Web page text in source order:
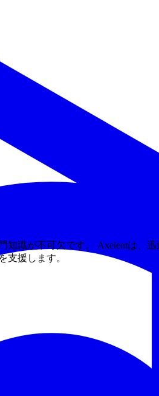
識が不可欠です。 Axelentは、
支援します。